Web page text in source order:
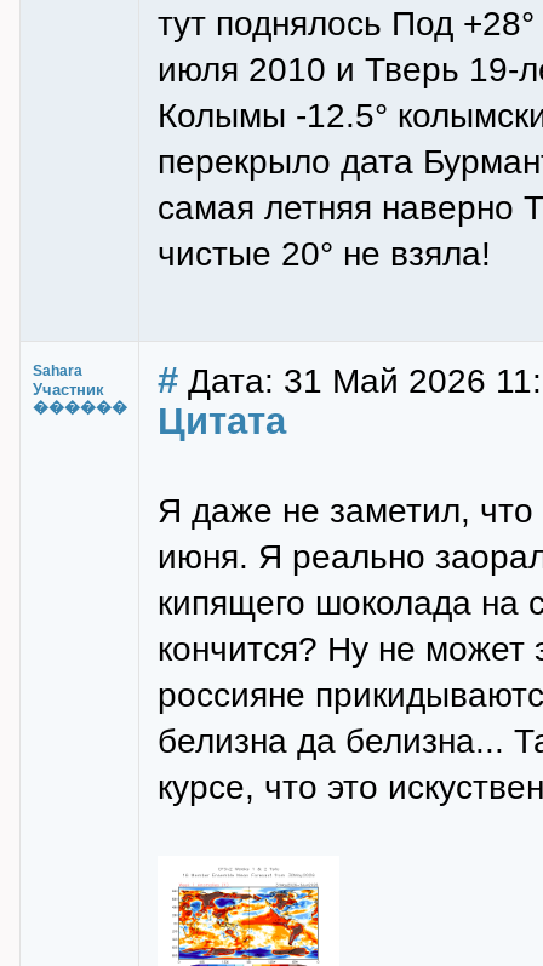
тут поднялось Под
июля 2010 и Тверь 19-
Колымы -12.5°
перекрыло дата
самая летняя наверно
чистые 20° не взяла!
Sahara
Участник
������
# Дата: 31 Май 2026
Цитата
Я даже не заметил,
июня. Я реально
кипящего шоколада на
кончится? Ну не может
россияне
белизна да белизна...
курсе, что это